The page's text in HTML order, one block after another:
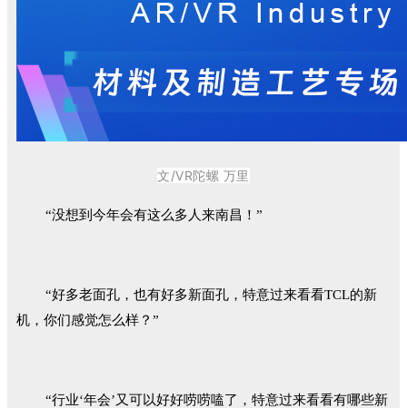
文/VR陀螺 万里
“没想到今年会有这么多人来南昌！”
“好多老面孔，也有好多新面孔，特意过来看看TCL的新
机，你们感觉怎么样？”
“行业‘年会’又可以好好唠唠嗑了，特意过来看看有哪些新